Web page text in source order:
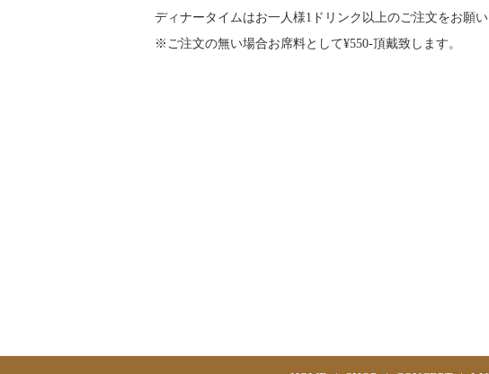
ディナータイムはお一人様1ドリンク以上のご注文をお願い
※ご注文の無い場合お席料として¥550-頂戴致します。